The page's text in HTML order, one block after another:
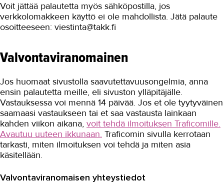
Voit jättää palautetta myös sähköpostilla, jos
verkkolomakkeen käyttö ei ole mahdollista. Jätä palaute
osoitteeseen: viestinta@takk.fi
Valvontaviranomainen
Jos huomaat sivustolla saavutettavuusongelmia, anna
ensin palautetta meille, eli sivuston ylläpitäjälle.
Vastauksessa voi mennä 14 päivää. Jos et ole tyytyväinen
saamaasi vastaukseen tai et saa vastausta lainkaan
kahden viikon aikana, voit tehdä ilmoituksen Traficomille.
Avautuu uuteen ikkunaan. Traficomin sivulla kerrotaan
tarkasti, miten ilmoituksen voi tehdä ja miten asia
käsitellään.
Valvontaviranomaisen yhteystiedot